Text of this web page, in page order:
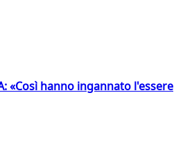
«Così hanno ingannato l'essere